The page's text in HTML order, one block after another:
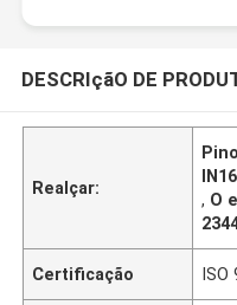
DESCRIçãO DE
Realçar:
, O
Certificação ISO